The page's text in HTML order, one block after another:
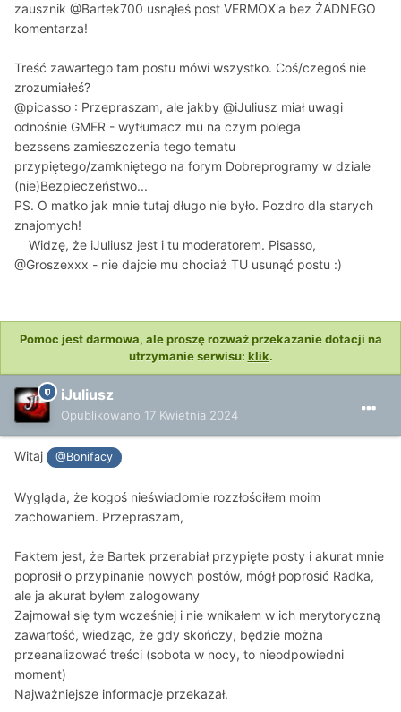
zausznik @Bartek700 usnąłeś post VERMOX'a bez ŻADNEGO
komentarza!
Treść zawartego tam postu mówi wszystko. Coś/czegoś nie
zrozumiałeś?
@picasso : Przepraszam, ale jakby @iJuliusz miał uwagi
odnośnie GMER - wytłumacz mu na czym polega
bezssens zamieszczenia tego tematu
przypiętego/zamkniętego na forym Dobreprogramy w dziale
(nie)Bezpieczeństwo...
PS. O matko jak mnie tutaj długo nie było. Pozdro dla starych
znajomych!
Widzę, że iJuliusz jest i tu moderatorem. Pisasso,
@Groszexxx - nie dajcie mu chociaż TU usunąć postu :)
Pomoc jest darmowa, ale proszę rozważ przekazanie dotacji na
utrzymanie serwisu: klik.
iJuliusz
Opublikowano 17 Kwietnia 2024
Witaj @Bonifacy
Wygląda, że kogoś nieświadomie rozzłościłem moim
zachowaniem. Przepraszam,
Faktem jest, że Bartek przerabiał przypięte posty i akurat mnie
poprosił o przypinanie nowych postów, mógł poprosić Radka,
ale ja akurat byłem zalogowany
Zajmował się tym wcześniej i nie wnikałem w ich merytoryczną
zawartość, wiedząc, że gdy skończy, będzie można
przeanalizować treści (sobota w nocy, to nieodpowiedni
moment)
Najważniejsze informacje przekazał.